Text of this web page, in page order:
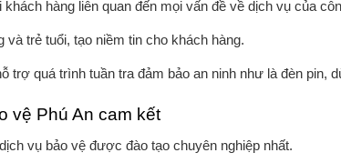
hàng liên quan đến mọi vấn đề về dịch vụ của
trẻ tuổi, tạo niềm tin cho khách hàng.
trợ quá trình tuần tra đảm bảo an ninh như là đèn pin,
vệ Phú An cam kết
vụ bảo vệ được đào tạo chuyên nghiệp nhất.